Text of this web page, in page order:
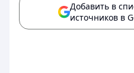
Добавить в
источников в